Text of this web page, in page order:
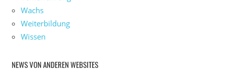
Wachs
Weiterbildung
Wissen
NEWS VON ANDEREN WEBSITES